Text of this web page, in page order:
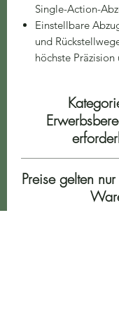
Single-Action-
Einstellbare
und
höchste
Preise gelten